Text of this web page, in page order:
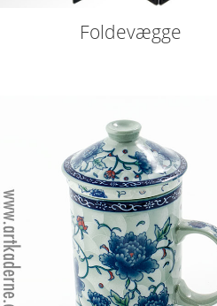
Foldevægge